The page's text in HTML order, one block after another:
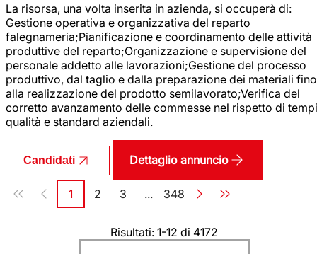
La risorsa, una volta inserita in azienda, si occuperà di:
Gestione operativa e organizzativa del reparto
falegnameria;Pianificazione e coordinamento delle attività
produttive del reparto;Organizzazione e supervisione del
personale addetto alle lavorazioni;Gestione del processo
produttivo, dal taglio e dalla preparazione dei materiali fino
alla realizzazione del prodotto semilavorato;Verifica del
corretto avanzamento delle commesse nel rispetto di
qualità e standard aziendali.
Candidati Dettaglio annuncio
Paginazione
Pagina
1 Pagina
2 Pagina
3 ... Pagina
348
Risultati: 1-12 di 4172